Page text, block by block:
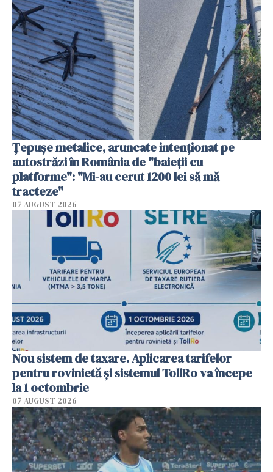
Țepușe metalice, aruncate intenționat pe
autostrăzi în România de "baieții cu
platforme": "Mi-au cerut 1200 lei să mă
tracteze"
07 AUGUST 2026
Nou sistem de taxare. Aplicarea tarifelor
pentru rovinietă şi sistemul TollRo va începe
la 1 octombrie
07 AUGUST 2026